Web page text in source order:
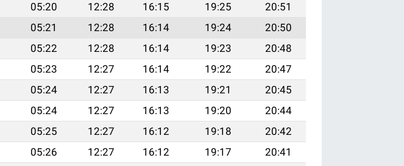
05:20 12:28 16:15 19:25
20:51
05:21 12:28 16:14 19:24
20:50
05:22 12:28 16:14 19:23
20:48
05:23 12:27 16:14 19:22
20:47
05:24 12:27 16:13 19:21
20:45
05:24 12:27 16:13 19:20
20:44
05:25 12:27 16:12 19:18
20:42
05:26 12:27 16:12 19:17
20:41